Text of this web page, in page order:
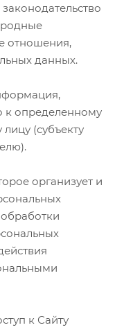
отношения,
данных.
к определенному
(субъекту
организует и
к Сайту